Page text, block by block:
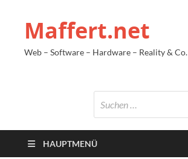
Maffert.net
Web – Software – Hardware – Reality & Co.
HAUPTMENÜ